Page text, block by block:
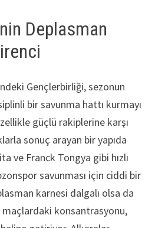
Deplasman
Gençlerbirliği, sezonun
bir savunma hattı kurmayı
güçlü rakiplerine karşı
sonuç arayan bir yapıda
ve Franck Tongya gibi hızlı
savunması için ciddi bir
karnesi dalgalı olsa da
maçlardaki konsantrasyonu,